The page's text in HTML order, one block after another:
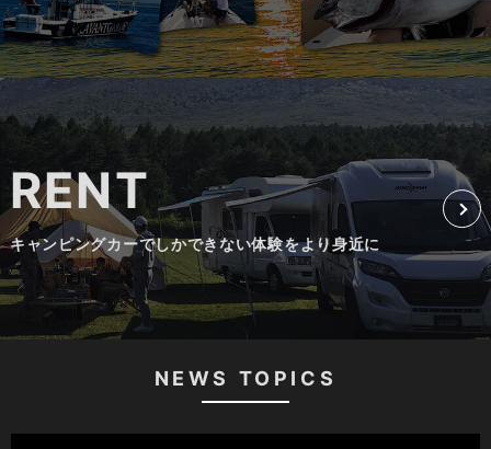
RENT
キャンピングカーでしかできない体験をより身近に
NEWS TOPICS